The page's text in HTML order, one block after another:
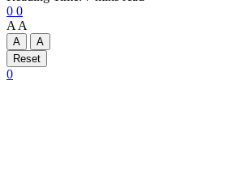
0 0
A A
A
A
Reset
0